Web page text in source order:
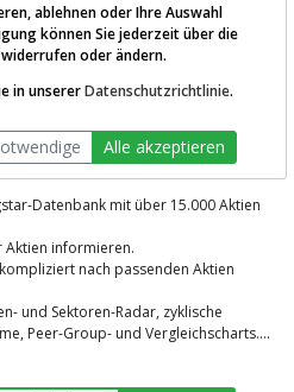
Plattform von
Datenbank mit über 15.000 Aktien
Aktien informieren.
nach passenden Aktien
und Sektoren-Radar, zyklische
Peer-Group- und Vergleichscharts....
ablehnen oder Ihre Auswahl
können Sie jederzeit über die
oder ändern.
in unsererDatenschutzrichtlinie.
Alle akzeptieren